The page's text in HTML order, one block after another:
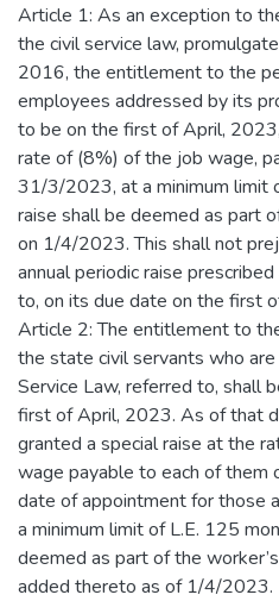
Article 1: As an exception to
the civil service law,
2016, the entitlement to the
employees addressed by its
to be on the first of April,
rate of (8%) of the job wage,
31/3/2023, at a minimum limit
raise shall be deemed as part
on 1/4/2023. This shall not
annual periodic raise
to, on its due date on the first
Article 2: The entitlement to
the state civil servants who
Service Law, referred to, shall
first of April, 2023. As of that
granted a special raise at the
wage payable to each of them
date of appointment for those
a minimum limit of L.E. 125
deemed as part of the
added thereto as of 1/4/2023.